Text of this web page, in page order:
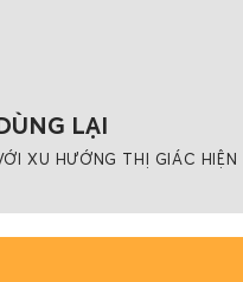
LẠI
XU HƯỚNG THỊ GIÁC HIỆN